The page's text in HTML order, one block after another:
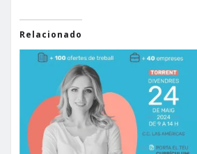
Relacionado